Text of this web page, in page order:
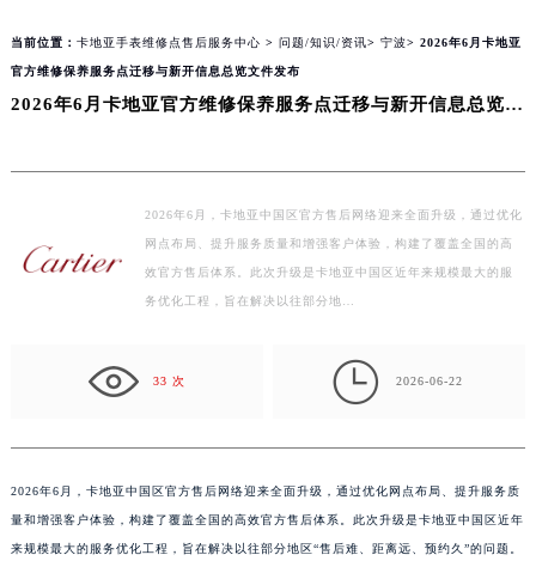
上海市徐汇区虹桥路3号港汇中心写字楼2座37层3705室（需提前预约）
南京市秦淮区中山南路1号（新街口）南京中心写字楼22层C1-1室（需提前预约）
扬州市邗江区国展路29号星耀天地写字楼1号楼18层1803室（需提前预约）
盐城市盐都区世纪大道5号盐城金融城写字楼1号楼16层1604室（需提前预约）
泰州市海陵区永定东路399号置地商务中心东塔写字楼（华润万象城）17层1706室（需提前预约）
嘉兴市南湖区广益路705号嘉兴世界贸易中心写字楼A座13层1304室（需提前预约）
济南市历下区经十路11111号华润中心写字楼（万象城）15层1508室（需提前预约）
广州市天河区天河路230号万菱汇国际中心写字楼A塔7层704室（需提前预约）
当前位置： 卡地亚手表维修点售后服务中心 > 问题/知识/资讯> 宁波> 2026年6月卡地亚
官方维修保养服务点迁移与新开信息总览文件发布
2026年6月卡地亚官方维修保养服务点迁移与新开信息总览文件发布
2026年6月，卡地亚中国区官方售后网络迎来全面升级，通过优化
网点布局、提升服务质量和增强客户体验，构建了覆盖全国的高
效官方售后体系。此次升级是卡地亚中国区近年来规模最大的服
务优化工程，旨在解决以往部分地…
33 次  2026-06-22
2026年6月，卡地亚中国区官方售后网络迎来全面升级，通过优化网点布局、提升服务质
量和增强客户体验，构建了覆盖全国的高效官方售后体系。此次升级是卡地亚中国区近年
来规模最大的服务优化工程，旨在解决以往部分地区“售后难、距离远、预约久”的问题。